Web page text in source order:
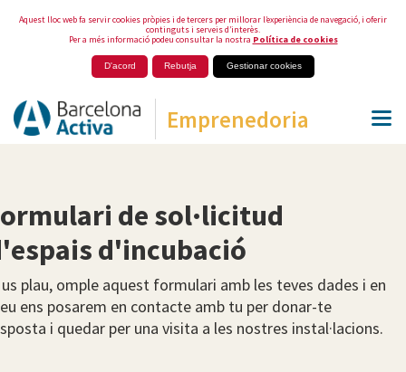
Aquest lloc web fa servir cookies pròpies i de tercers per millorar l’experiència de navegació, i oferir
continguts i serveis d’interès.
Per a més informació podeu consultar la nostra Política de cookies
D'acord Rebutja Gestionar cookies
Emprenedoria
de sol·licitud
d'incubació
us plau, omple aquest formulari amb les teves dades i en
ens posarem en contacte amb tu per donar-te
i quedar per una visita a les nostres instal·lacions.